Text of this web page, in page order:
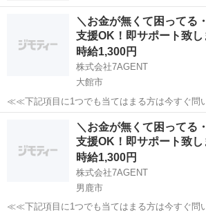
＼お金が無くて困ってる
支援OK！即サポート致
時給1,300円
株式会社7AGENT
大館市
≪≪下記項目に1つでも当てはまる方は今すぐ
ちのお金がほとんど無い ②今日泊まる寝床が無
る、止まりそう ④今スグ働きたい ⑤いっぱい稼ぎたい 弊社
コーディネータ...
倉庫 生活支援
＼お金が無くて困ってる
支援OK！即サポート致
時給1,300円
株式会社7AGENT
男鹿市
≪≪下記項目に1つでも当てはまる方は今すぐ